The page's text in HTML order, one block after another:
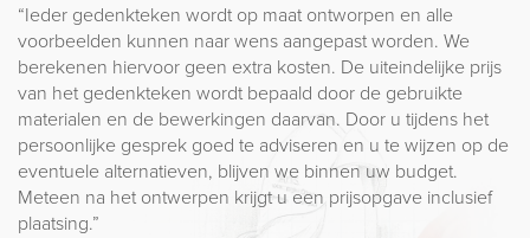
“Ieder gedenkteken wordt op maat ontworpen en alle
voorbeelden kunnen naar wens aangepast worden. We
berekenen hiervoor geen extra kosten. De uiteindelijke prijs
van het gedenkteken wordt bepaald door de gebruikte
materialen en de bewerkingen daarvan. Door u tijdens het
persoonlijke gesprek goed te adviseren en u te wijzen op de
eventuele alternatieven, blijven we binnen uw budget.
Meteen na het ontwerpen krijgt u een prijsopgave inclusief
plaatsing.”